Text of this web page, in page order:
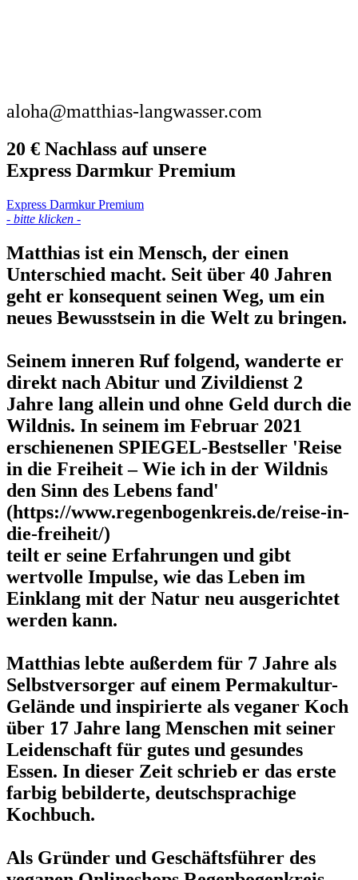
aloha@matthias-langwasser.com
20 € Nachlass auf unsere
Express Darmkur Premium
Express Darmkur Premium
- bitte klicken -
Matthias ist ein Mensch, der einen
Unterschied macht. Seit über 40 Jahren
geht er konsequent seinen Weg, um ein
neues Bewusstsein in die Welt zu bringen.
Seinem inneren Ruf folgend, wanderte er
direkt nach Abitur und Zivildienst 2
Jahre lang allein und ohne Geld durch die
Wildnis. In seinem im Februar 2021
erschienenen SPIEGEL-Bestseller 'Reise
in die Freiheit – Wie ich in der Wildnis
den Sinn des Lebens fand'
(https://www.regenbogenkreis.de/reise-in-
die-freiheit/)
teilt er seine Erfahrungen und gibt
wertvolle Impulse, wie das Leben im
Einklang mit der Natur neu ausgerichtet
werden kann.
Matthias lebte außerdem für 7 Jahre als
Selbstversorger auf einem Permakultur-
Gelände und inspirierte als veganer Koch
über 17 Jahre lang Menschen mit seiner
Leidenschaft für gutes und gesundes
Essen. In dieser Zeit schrieb er das erste
farbig bebilderte, deutschsprachige
Kochbuch.
Als Gründer und Geschäftsführer des